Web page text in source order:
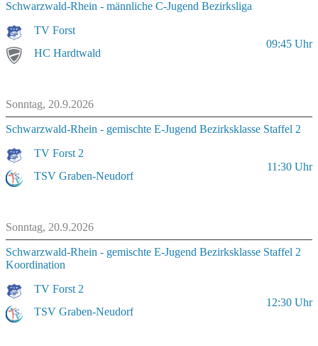
Schwarzwald-Rhein - männliche C-Jugend Bezirksliga
TV Forst
HC Hardtwald
09:45 Uhr
Sonntag, 20.9.2026
Schwarzwald-Rhein - gemischte E-Jugend Bezirksklasse Staffel 2
TV Forst 2
TSV Graben-Neudorf
11:30 Uhr
Sonntag, 20.9.2026
Schwarzwald-Rhein - gemischte E-Jugend Bezirksklasse Staffel 2
Koordination
TV Forst 2
TSV Graben-Neudorf
12:30 Uhr